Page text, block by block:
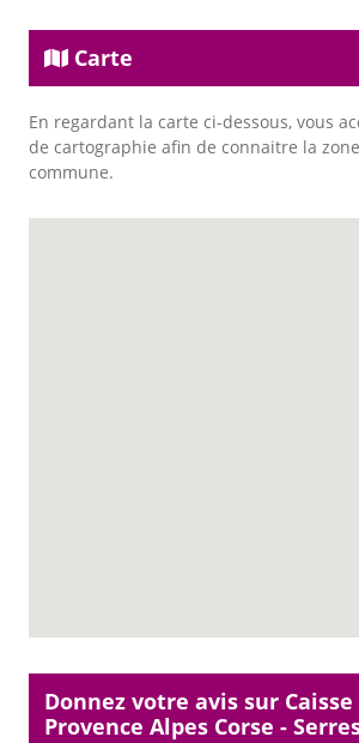
Carte
En regardant la carte ci-dessous, vous
de cartographie afin de connaitre la
commune.
Donnez votre avis sur Caisse
Provence Alpes Corse -